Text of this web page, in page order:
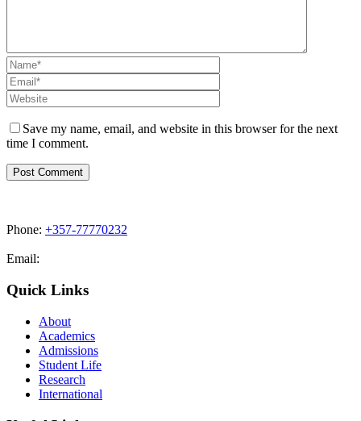
Save my name, email, and website in this browser for the next
time I comment.
Phone: +357-77770232
Email:
Quick Links
About
Academics
Admissions
Student Life
Research
International